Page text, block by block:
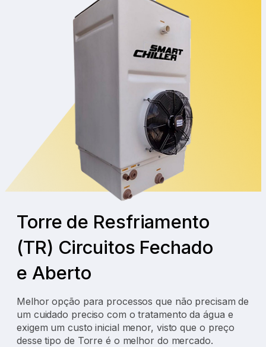
Torre de Resfriamento
(TR) Circuitos Fechado
e Aberto
Melhor opção para processos que não precisam de
um cuidado preciso com o tratamento da água e
exigem um custo inicial menor, visto que o preço
desse tipo de Torre é o melhor do mercado.